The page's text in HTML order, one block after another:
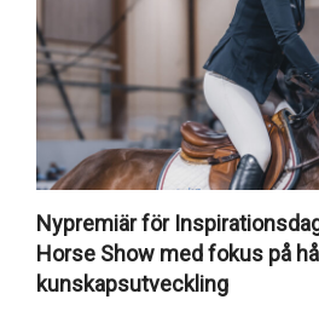
Nypremiär för
Horse Show med fokus på
kunskapsutveckling